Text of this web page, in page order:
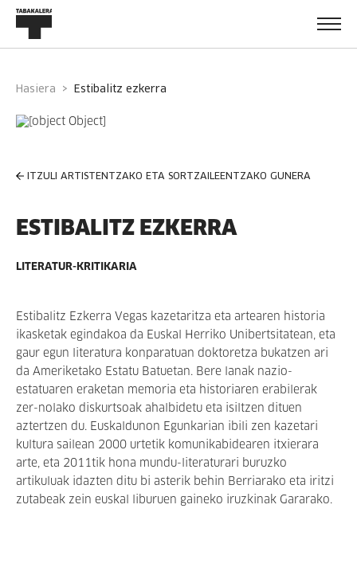
Hasiera estibalitz ezkerra
ITZULI ARTISTENTZAKO ETA SORTZAILEENTZAKO GUNERA
ESTIBALITZ EZKERRA
LITERATUR-KRITIKARIA
Estibalitz Ezkerra Vegas kazetaritza eta artearen historia
ikasketak egindakoa da Euskal Herriko Unibertsitatean, eta
gaur egun literatura konparatuan doktoretza bukatzen ari
da Ameriketako Estatu Batuetan. Bere lanak nazio-
estatuaren eraketan memoria eta historiaren erabilerak
zer-nolako diskurtsoak ahalbidetu eta isiltzen dituen
aztertzen du. Euskaldunon Egunkarian ibili zen kazetari
kultura sailean 2000 urtetik komunikabidearen itxierara
arte, eta 2011tik hona mundu-literaturari buruzko
artikuluak idazten ditu bi asterik behin Berriarako eta iritzi
zutabeak zein euskal liburuen gaineko iruzkinak Gararako.